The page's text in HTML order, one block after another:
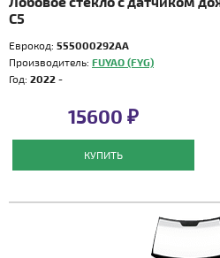
C5
Еврокод: 555000292AA
Производитель: FUYAO (FYG)
Год: 2022 -
15600 ₽
КУПИТЬ